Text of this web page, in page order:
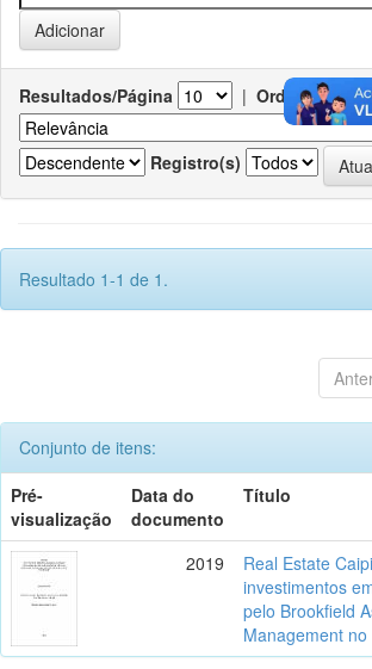
Resultados/Página | Ordenar
Registro(s)
Resultado 1-1 de 1.
Conjunto de itens:
Pré-
visualização
Data do
documento
Título
2019
Real Estate
investimentos
pelo Brookfield
Management no